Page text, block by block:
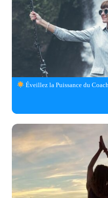
Éveillez la Puissance du